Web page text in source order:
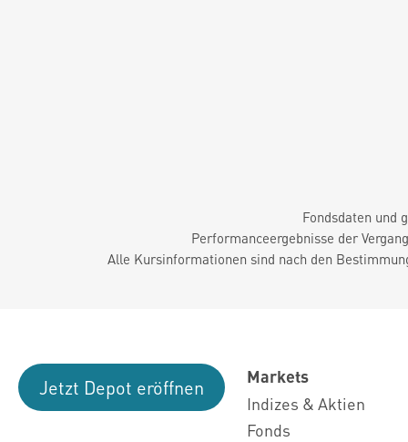
Fondsdaten und
Performanceergebnisse der
Alle Kursinformationen sind nach den
Jetzt Depot eröffnen
Markets
Indizes & Aktien
Fonds